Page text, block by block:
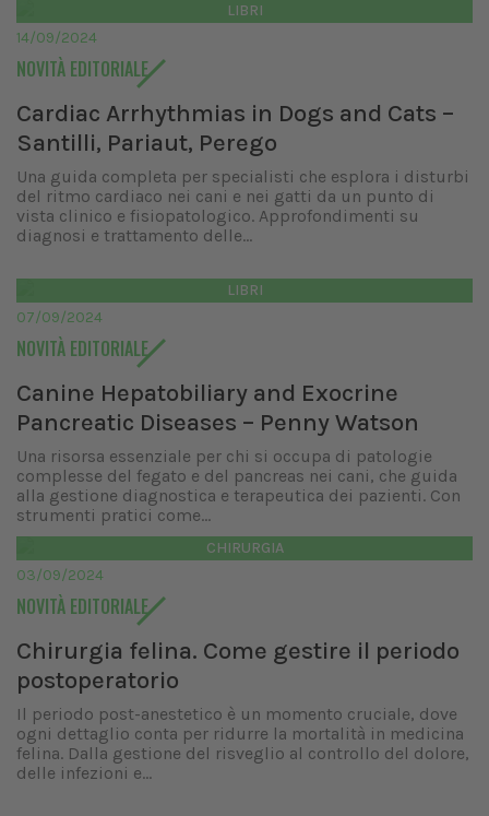
LIBRI
14/09/2024
NOVITÀ EDITORIALE
Cardiac Arrhythmias in Dogs and Cats –
Santilli, Pariaut, Perego
Una guida completa per specialisti che esplora i disturbi
del ritmo cardiaco nei cani e nei gatti da un punto di
vista clinico e fisiopatologico. Approfondimenti su
diagnosi e trattamento delle...
LIBRI
07/09/2024
NOVITÀ EDITORIALE
Canine Hepatobiliary and Exocrine
Pancreatic Diseases – Penny Watson
Una risorsa essenziale per chi si occupa di patologie
complesse del fegato e del pancreas nei cani, che guida
alla gestione diagnostica e terapeutica dei pazienti. Con
strumenti pratici come...
CHIRURGIA
03/09/2024
NOVITÀ EDITORIALE
Chirurgia felina. Come gestire il periodo
postoperatorio
Il periodo post-anestetico è un momento cruciale, dove
ogni dettaglio conta per ridurre la mortalità in medicina
felina. Dalla gestione del risveglio al controllo del dolore,
delle infezioni e...